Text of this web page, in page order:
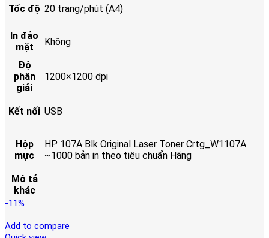
Tốc độ 20 trang/phút (A4)
In đảo
mặt
Không
Độ
phân
giải
1200×1200 dpi
Kết nối USB
Hộp
mực
HP 107A Blk Original Laser Toner Crtg_W1107A
~1000 bản in theo tiêu chuẩn Hãng
Mô tả
khác
-11%
Add to compare